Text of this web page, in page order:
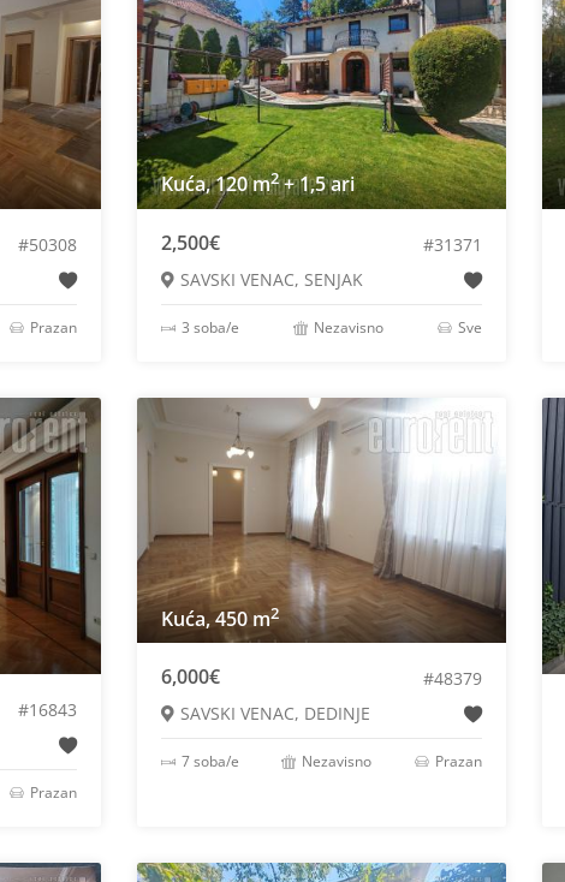
#50308
Prazan
Kuća, 120 m2+ 1,5 ari
2,500€
#31371
SAVSKI VENAC, SENJAK
3 soba/e Nezavisno Sve
#16843
Prazan
Kuća, 450 m2
6,000€
#48379
SAVSKI VENAC, DEDINJE
7 soba/e Nezavisno Prazan